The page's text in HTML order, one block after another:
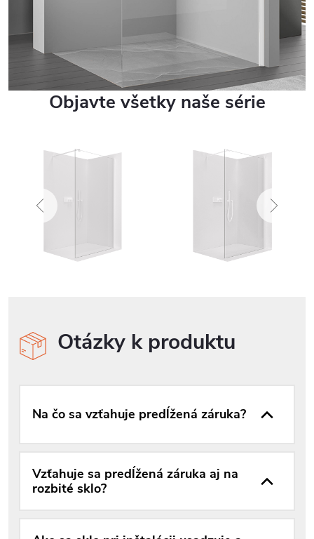
Objavte všetky naše série
Otázky k produktu
Na čo sa vzťahuje predĺžená záruka?
Vzťahuje sa predĺžená záruka aj na
rozbité sklo?